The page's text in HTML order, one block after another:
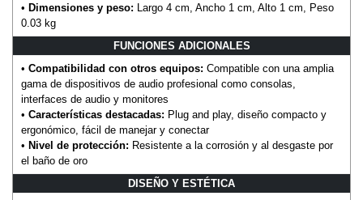
• Dimensiones y peso: Largo 4 cm, Ancho 1 cm, Alto 1 cm, Peso
0.03 kg
FUNCIONES ADICIONALES
• Compatibilidad con otros equipos: Compatible con una amplia
gama de dispositivos de audio profesional como consolas,
interfaces de audio y monitores
• Características destacadas: Plug and play, diseño compacto y
ergonómico, fácil de manejar y conectar
• Nivel de protección: Resistente a la corrosión y al desgaste por
el baño de oro
DISEÑO Y ESTÉTICA